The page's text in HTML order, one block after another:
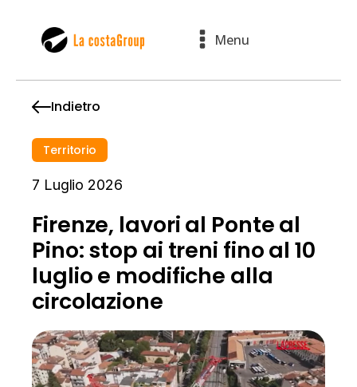
Menu
Indietro
Territorio
7 Luglio 2026
Firenze, lavori al Ponte al
Pino: stop ai treni fino al 10
luglio e modifiche alla
circolazione